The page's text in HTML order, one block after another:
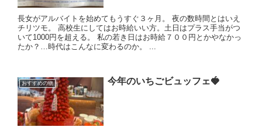
長女がアルバイトを始めてもうすぐ３ヶ月。 夜の数時間とはいえ
チリツモ。 高校生にしてはお時給いい方。土日はプラス手当がつ
いて1000円を超える。 私の若き日はお時給７００円とかやなかっ
たか？…時代はこんなに変わるのか。 ...
おすすめの物 今年のいちごビュッフェ🍓